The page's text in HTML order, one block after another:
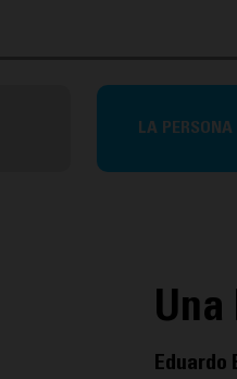
LA
Eduardo